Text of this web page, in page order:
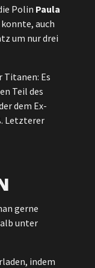
Polin Paula
auch
um nur drei
Titanen: Es
Teil des
dem Ex-
Letzterer
gerne
unter
indem